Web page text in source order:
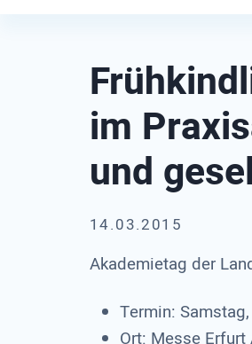
im
und
14.03.2015
Akademietag der
Termin:
Ort: Messe